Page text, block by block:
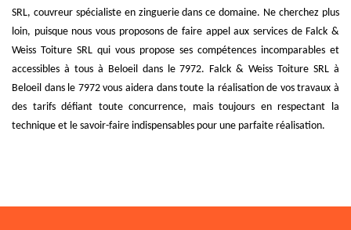
SRL, couvreur spécialiste en zinguerie dans ce domaine. Ne cherchez plus
loin, puisque nous vous proposons de faire appel aux services de Falck &
Weiss Toiture SRL qui vous propose ses compétences incomparables et
accessibles à tous à Beloeil dans le 7972. Falck & Weiss Toiture SRL à
Beloeil dans le 7972 vous aidera dans toute la réalisation de vos travaux à
des tarifs défiant toute concurrence, mais toujours en respectant la
technique et le savoir-faire indispensables pour une parfaite réalisation.